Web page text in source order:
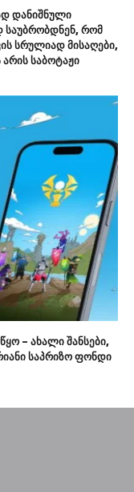
დანიშნული
საუბრობდნენ, რომ
სრულიად მისაღები,
საბოტაჟი
– ახალი შანსები,
საპრიზო ფონდი